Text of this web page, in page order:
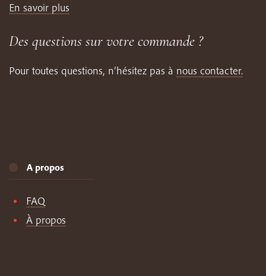
En savoir plus
Des questions sur votre commande ?
Pour toutes questions, n’hésitez pas à nous contacter.
A propos
FAQ
À propos